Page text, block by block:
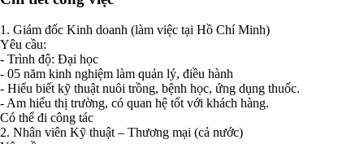
1. Giám đốc Kinh doanh (làm việc tại Hồ Chí Minh)
Yêu cầu:
- Trình độ: Đại học
- 05 năm kinh nghiệm làm quản lý, điều hành
- Hiểu biết kỹ thuật nuôi trồng, bệnh học, ứng dụng thuốc.
- Am hiểu thị trường, có quan hệ tốt với khách hàng.
Có thể đi công tác
2. Nhân viên Kỹ thuật – Thương mại (cả nước)